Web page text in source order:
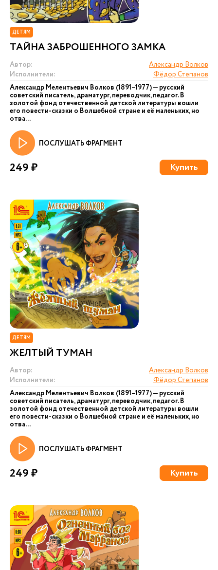
ДЕТЯМ
ТАЙНА ЗАБРОШЕННОГО ЗАМКА
Автор:
Александр Волков
Исполнители:
Фёдор Степанов
Александр Мелентьевич Волков (1891–1977) — русский
советский писатель, драматург, переводчик, педагог. В
золотой фонд отечественной детской литературы вошли
его повести-сказки о Волшебной стране и её маленьких, но
отва...
ПОСЛУШАТЬ ФРАГМЕНТ
249 ₽ Купить
ДЕТЯМ
ЖЕЛТЫЙ ТУМАН
Автор:
Александр Волков
Исполнители:
Фёдор Степанов
Александр Мелентьевич Волков (1891–1977) — русский
советский писатель, драматург, переводчик, педагог. В
золотой фонд отечественной детской литературы вошли
его повести-сказки о Волшебной стране и её маленьких, но
отва...
ПОСЛУШАТЬ ФРАГМЕНТ
249 ₽ Купить